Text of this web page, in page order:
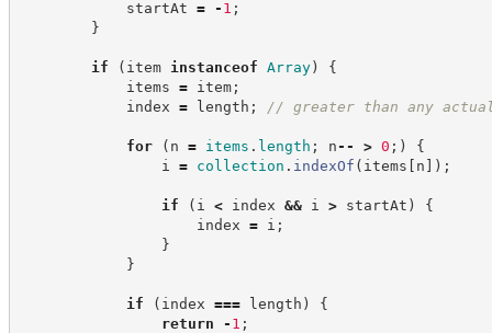
startAt = - 1 ;
}
if ( item instanceof Array)
{
items = item;
index = length ; // greater than any
for ( n = items . length ; n -- > 0 ; )
{
i = collection . indexOf ( items [ n ] ) ;
if ( i < index && i > startAt )
{
index = i ;
}
}
if ( index === length )
{
return
- 1 ;